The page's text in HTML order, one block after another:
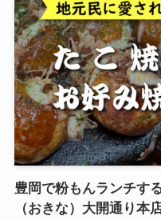
豊岡で粉もんランチす
（おきな）大開通り本